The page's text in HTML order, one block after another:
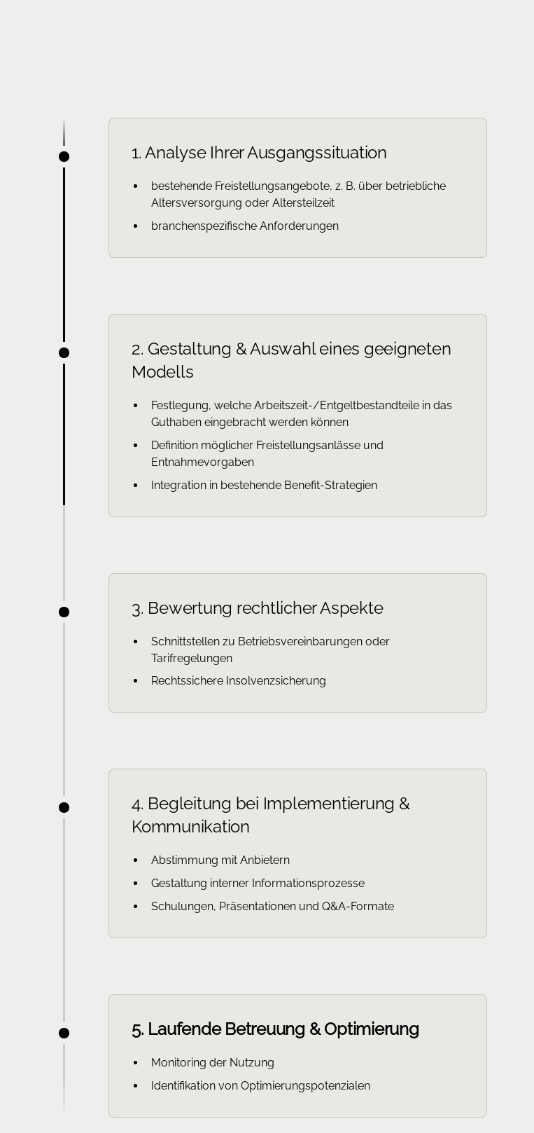
1. Analyse Ihrer Ausgangssituation
bestehende Freistellungsangebote, z. B. über betriebliche
Altersversorgung oder Altersteilzeit
branchenspezifische Anforderungen
2. Gestaltung & Auswahl eines geeigneten
Modells
Festlegung, welche Arbeitszeit-/Entgeltbestandteile in das
Guthaben eingebracht werden können
Definition möglicher Freistellungsanlässe und
Entnahmevorgaben
Integration in bestehende Benefit-Strategien
3. Bewertung rechtlicher Aspekte
Schnittstellen zu Betriebsvereinbarungen oder
Tarifregelungen
Rechtssichere Insolvenzsicherung
4. Begleitung bei Implementierung &
Kommunikation
Abstimmung mit Anbietern
Gestaltung interner Informationsprozesse
Schulungen, Präsentationen und Q&A-Formate
5. Laufende Betreuung & Optimierung
Monitoring der Nutzung
Identifikation von Optimierungspotenzialen